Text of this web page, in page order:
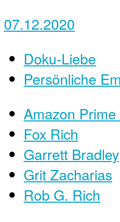
07.12.2020
Doku-Liebe
Persönliche
Amazon
Fox Rich
Garrett Bradley
Grit Zacharias
Rob G. Rich